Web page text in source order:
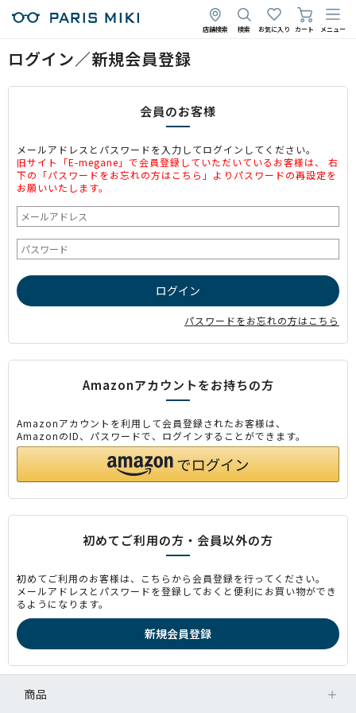
店舗検索 検索 お気に入り カート メニュー
ログイン／新規会員登録
会員のお客様
メールアドレスとパスワードを入力してログインしてください。
旧サイト「E-megane」で会員登録していただいているお客様は、 右
下の「パスワードをお忘れの方はこちら」よりパスワードの再設定を
お願いいたします。
パスワードをお忘れの方はこちら
Amazonアカウントをお持ちの方
Amazonアカウントを利用して会員登録されたお客様は、
AmazonのID、パスワードで、ログインすることができます。
初めてご利用の方・会員以外の方
初めてご利用のお客様は、こちらから会員登録を行ってください。
メールアドレスとパスワードを登録しておくと便利にお買い物ができ
るようになります。
商品